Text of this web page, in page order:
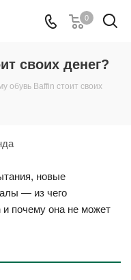
0
своих денег?
обувь Baffin стоит своих
новые
— из чего
почему она не может